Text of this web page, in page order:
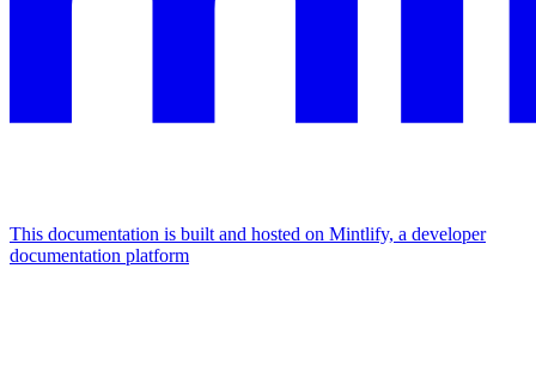
This documentation is built and hosted on Mintlify, a developer
documentation platform